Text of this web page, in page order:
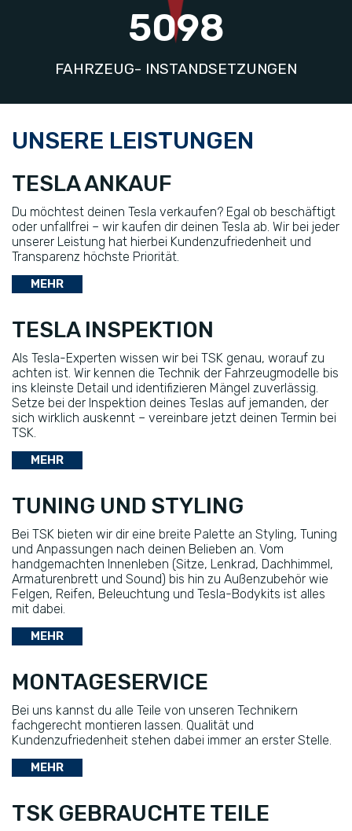
5098
FAHRZEUG- INSTANDSETZUNGEN
UNSERE LEISTUNGEN
TESLA ANKAUF
Du möchtest deinen Tesla verkaufen? Egal ob beschäftigt
oder unfallfrei – wir kaufen dir deinen Tesla ab. Wir bei jeder
unserer Leistung hat hierbei Kundenzufriedenheit und
Transparenz höchste Priorität.
MEHR
TESLA INSPEKTION
Als Tesla-Experten wissen wir bei TSK genau, worauf zu
achten ist. Wir kennen die Technik der Fahrzeugmodelle bis
ins kleinste Detail und identifizieren Mängel zuverlässig.
Setze bei der Inspektion deines Teslas auf jemanden, der
sich wirklich auskennt – vereinbare jetzt deinen Termin bei
TSK.
MEHR
TUNING UND STYLING
Bei TSK bieten wir dir eine breite Palette an Styling, Tuning
und Anpassungen nach deinen Belieben an. Vom
handgemachten Innenleben (Sitze, Lenkrad, Dachhimmel,
Armaturenbrett und Sound) bis hin zu Außenzubehör wie
Felgen, Reifen, Beleuchtung und Tesla-Bodykits ist alles
mit dabei.
MEHR
MONTAGESERVICE
Bei uns kannst du alle Teile von unseren Technikern
fachgerecht montieren lassen. Qualität und
Kundenzufriedenheit stehen dabei immer an erster Stelle.
MEHR
TSK GEBRAUCHTE TEILE